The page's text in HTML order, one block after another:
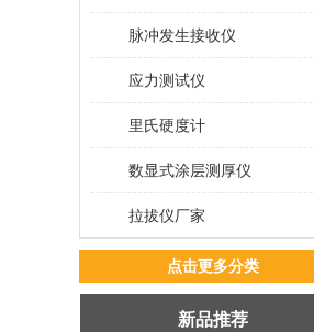
脉冲发生接收仪
应力测试仪
里氏硬度计
数显式涂层测厚仪
拉拔仪厂家
点击更多分类
新品推荐